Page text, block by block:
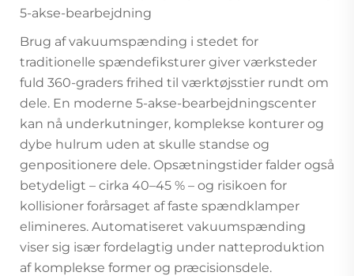
5-akse-bearbejdning
Brug af vakuumspænding i stedet for
traditionelle spændefiksturer giver værksteder
fuld 360-graders frihed til værktøjsstier rundt om
dele. En moderne 5-akse-bearbejdningscenter
kan nå underkutninger, komplekse konturer og
dybe hulrum uden at skulle standse og
genpositionere dele. Opsætningstider falder også
betydeligt – cirka 40–45 % – og risikoen for
kollisioner forårsaget af faste spændklamper
elimineres. Automatiseret vakuumspænding
viser sig især fordelagtig under natteproduktion
af komplekse former og præcisionsdele.